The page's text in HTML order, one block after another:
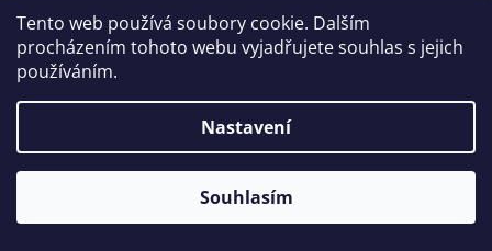
Tento web používá soubory cookie. Dalším
procházením tohoto webu vyjadřujete souhlas s jejich
používáním.
Nastavení
Souhlasím
4430 0